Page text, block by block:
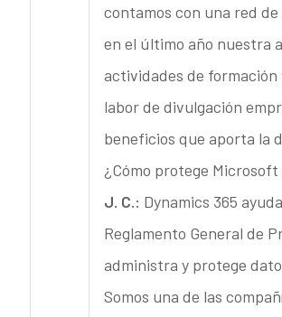
contamos con una red
en el último año nuestra
actividades de
labor de divulgación
beneficios que aporta la
¿Cómo protege
J. C.: Dynamics 365
Reglamento General de
administra y protege
Somos una de las